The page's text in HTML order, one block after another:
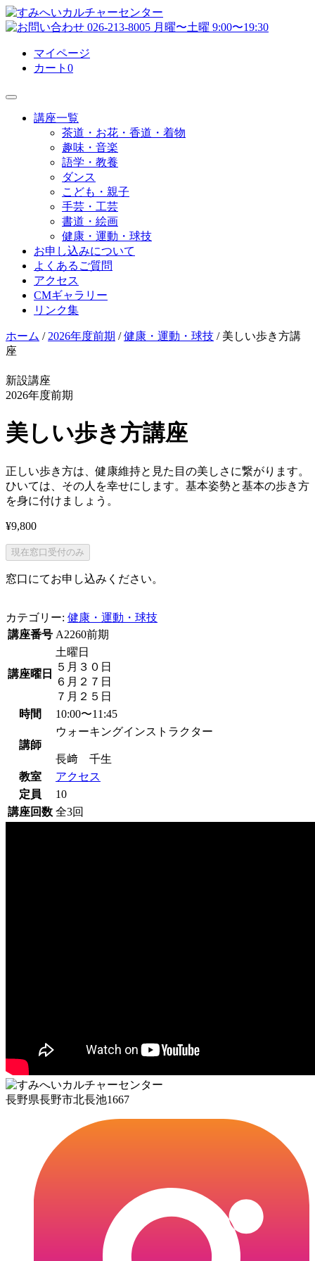
マイページ
カート 0
講座一覧
茶道・お花・香道・着物
趣味・音楽
語学・教養
ダンス
こども・親子
手芸・工芸
書道・絵画
健康・運動・球技
お申し込みについて
よくあるご質問
アクセス
CMギャラリー
リンク集
ホーム / 2026年度前期 /健康・運動・球技 / 美しい歩き方講
座
新設講座
2026年度前期
美しい歩き方講座
正しい歩き方は、健康維持と見た目の美しさに繋がります。
ひいては、その人を幸せにします。基本姿勢と基本の歩き方
を身に付けましょう。
¥9,800
現在窓口受付のみ
窓口にてお申し込みください。
カテゴリー: 健康・運動・球技
講座番号 A2260前期
講座曜日
土曜日
５月３０日
６月２７日
７月２５日
時間
10:00〜11:45
講師
ウォーキングインストラクター
長﨑 千生
教室
アクセス
定員
10
講座回数 全3回
長野県長野市北長池1667